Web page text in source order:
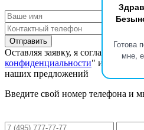
Готова
мне,
Оставляя заявку, я соглашаюсь с "
конфиденциальности" и даю
наших предложений
Введите свой номер телефона и